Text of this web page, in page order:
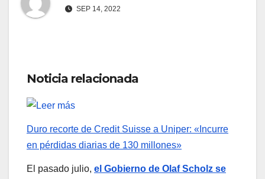
SEP 14, 2022
Noticia relacionada
Duro recorte de Credit Suisse a Uniper: «Incurre
en pérdidas diarias de 130 millones»
El pasado julio, el Gobierno de Olaf Scholz se